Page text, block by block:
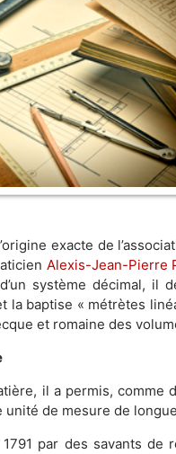
exacte de
Alexis-Jean-Pierre
système décimal, il
la baptise « métrètes
et romaine des
il a permis, comme
de mesure de
par des savants de